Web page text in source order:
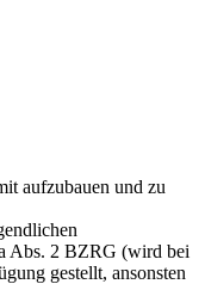
aufzubauen und zu
Abs. 2 BZRG (wird bei
gestellt, ansonsten